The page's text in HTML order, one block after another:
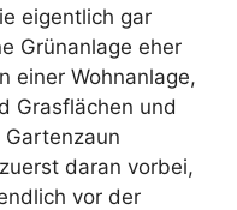
eigentlich gar
Grünanlage eher
einer Wohnanlage,
Grasflächen und
daran vorbei,
vor der